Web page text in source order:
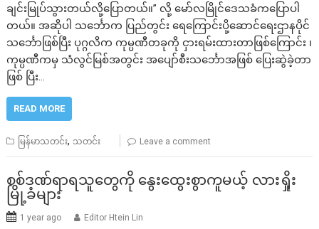
ချင်းမြုပ်သွားတယ်လို့ပြောတယ်။” လို့ မော်လမြိုင်ဒေသခံကပြောပါ
တယ်။ အဆိုပါ သင်္ဘောက ပြည်တွင်း ရေကြောင်းပို့ဆောင်ရေးဌာနပိုင်
သင်္ဘောဖြစ်ပြီး ပုဂ္ဂလိက ကုမ္ပဏီတခုကို ငှားရမ်းထားတာဖြစ်ကြောင်း ၊
ကုမ္ပဏီကမှ သံလွင်မြစ်အတွင်း အပျော်စီးသင်္ဘောအဖြစ် ပြေးဆွဲခဲ့တာ
ဖြစ် ပြီး…
READ MORE
မြန်မာသတင်း, သတင်း Leave a comment
စစ်ဒဏ်ရာရသူတွေကို နွေးထွေးစွာကူမယ့် လားရှိုး
မြို့ခံများ
1 year ago Editor Htein Lin